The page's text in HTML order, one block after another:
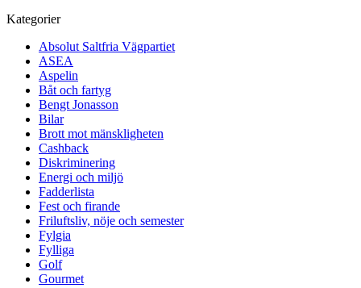
Kategorier
Absolut Saltfria Vägpartiet
ASEA
Aspelin
Båt och fartyg
Bengt Jonasson
Bilar
Brott mot mänskligheten
Cashback
Diskriminering
Energi och miljö
Fadderlista
Fest och firande
Friluftsliv, nöje och semester
Fylgia
Fylliga
Golf
Gourmet